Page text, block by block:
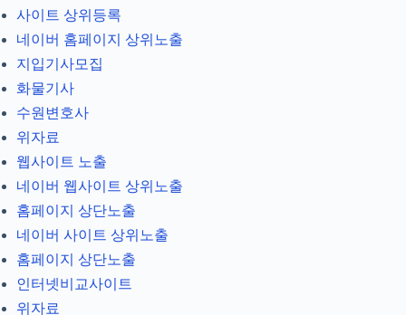
사이트 상위등록
네이버 홈페이지 상위노출
지입기사모집
화물기사
수원변호사
위자료
웹사이트 노출
네이버 웹사이트 상위노출
홈페이지 상단노출
네이버 사이트 상위노출
홈페이지 상단노출
인터넷비교사이트
위자료